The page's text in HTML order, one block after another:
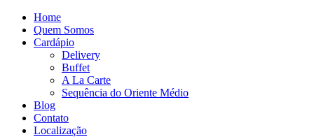
Home
Quem Somos
Cardápio
Delivery
Buffet
A La Carte
Sequência do Oriente Médio
Blog
Contato
Localização